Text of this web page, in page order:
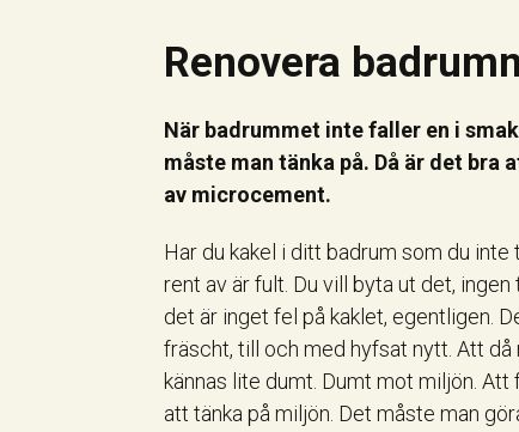
Renovera
När badrummet inte faller en i
måste man tänka på. Då är det
av microcement.
Har du kakel i ditt badrum som du
rent av är fult. Du vill byta ut det,
det är inget fel på kaklet, egentligen.
fräscht, till och med hyfsat nytt. Att
kännas lite dumt. Dumt mot miljön.
att tänka på miljön. Det måste man